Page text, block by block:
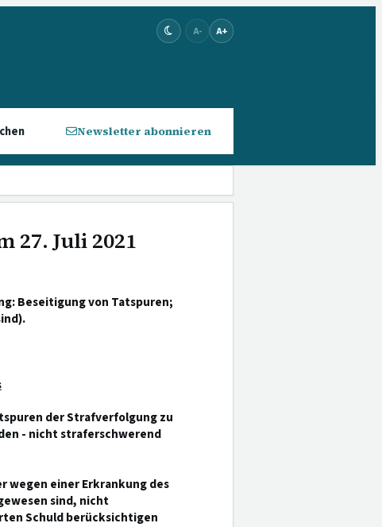
A- A+
Newsletter abonnieren
27. Juli 2021
Beseitigung von Tatspuren;
der Strafverfolgung zu
- nicht straferschwerend
wegen einer Erkrankung des
sind, nicht
Schuld berücksichtigen